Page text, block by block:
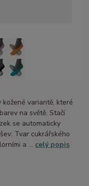
variantě, které
na světě. Stačí
se automaticky
Tvar cukrářského
a ... celý popis